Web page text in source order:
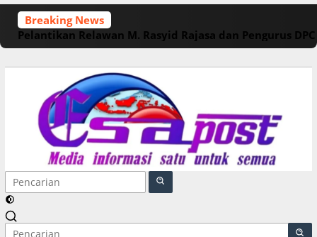
Langsung
konten
Breaking News
Pelantikan Relawan M. Rasyid Rajasa dan Pengurus